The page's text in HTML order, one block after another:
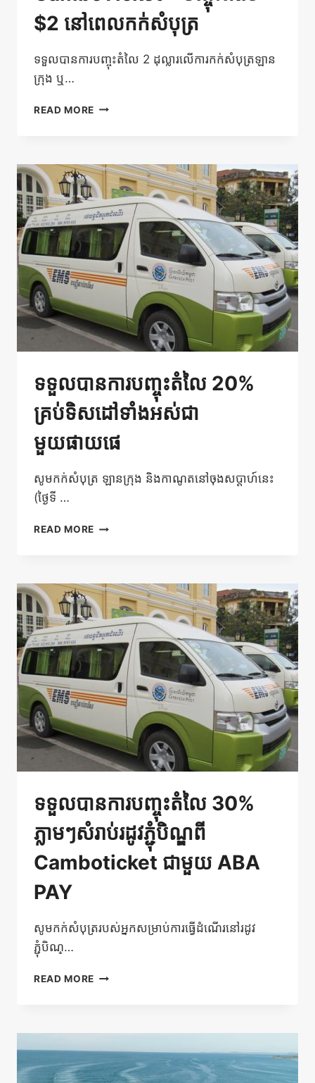
$2 នៅពេលកក់សំបុត្រ
ទទួលបានការបញ្ចុះតំលៃ 2 ដុល្លារលើការកក់សំបុត្រឡាន
ក្រុង ឬ…
READ MORE CAMBOTICKET
$2
នៅ
ពេល
កក់
សំបុត្រ
ទទួលបានការបញ្ចុះតំលៃ 20%
គ្រប់ទិសដៅទាំងអស់ជា
មួយផាយផេ
សូមកក់សំបុត្រ ឡានក្រុង និងកាណូតនៅចុងសប្តាហ៍នេះ
(ថ្ងៃទី …
READ MORE ទទួល
តំលៃ
20%
គ្រប់
ទិសដៅ
ទាំង
អស់
ជា
មួយផាយផេ
ទទួលបានការបញ្ចុះតំលៃ 30%
ភ្លាមៗសំរាប់រដូវភ្ជុំបិណ្ឌពី
Camboticket ជាមួយ ABA
PAY
សូមកក់សំបុត្ររបស់អ្នកសម្រាប់ការធ្វើដំណើរនៅរដូវ
ភ្ជុំបិណ្…
READ MORE ទទួល
តំលៃ
30%
ភ្លាមៗ
សំរាប់